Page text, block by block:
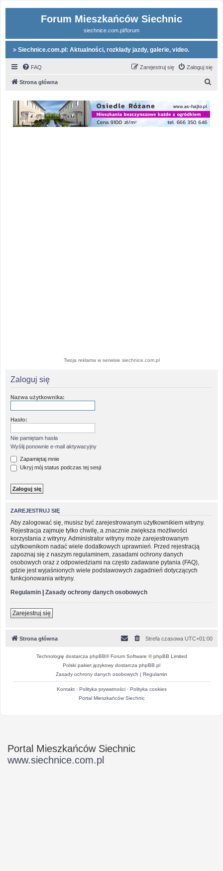
Forum Mieszkańców Siechnic
siechnice.com.pl/forum
Siechnice.com.pl: Aktualności, rozkłady jazdy, galerie, video.
FAQ Zaloguj się
Zarejestruj się
Strona główna
Twoja reklama w serwisie siechnice.com.pl
Zaloguj się
Nazwa użytkownika:
Hasło:
Nie pamiętam hasła
Wyślij ponownie e-mail aktywacyjny
Zapamiętaj mnie
Ukryj mój status podczas tej sesji
ZAREJESTRUJ SIĘ
Aby zalogować się, musisz być zarejestrowanym użytkownikiem witryny.
Rejestracja zajmuje tylko chwilę, a znacznie zwiększa możliwości
korzystania z witryny. Administrator witryny może zarejestrowanym
użytkownikom nadać wiele dodatkowych uprawnień. Przed rejestracją
zapoznaj się z naszym regulaminem, zasadami ochrony danych
osobowych oraz z odpowiedziami na często zadawane pytania (FAQ),
gdzie jest wyjaśnionych wiele podstawowych zagadnień dotyczących
funkcjonowania witryny.
Regulamin | Zasady ochrony danych osobowych
Zarejestruj się
Strona główna Strefa czasowa UTC+01:00
Technologię dostarcza phpBB® Forum Software © phpBB Limited
Polski pakiet językowy dostarcza phpBB.pl
Zasady ochrony danych osobowych | Regulamin
Kontakt· Polityka prywatności· Polityka cookies
Portal Mieszkańców Siechnic
Portal Mieszkańców Siechnic
www.siechnice.com.pl